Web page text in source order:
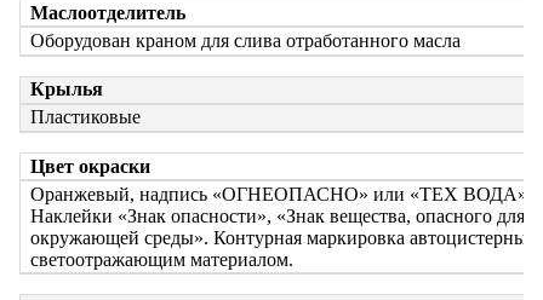
Маслоотделитель
Оборудован краном для слива отработанного масла
Крылья
Пластиковые
Цвет окраски
Оранжевый, надпись «ОГНЕОПАСНО» или «ТЕХ ВОДА»
Наклейки «Знак опасности», «Знак вещества, опасного для
окружающей среды». Контурная маркировка автоцистерны
светоотражающим материалом.